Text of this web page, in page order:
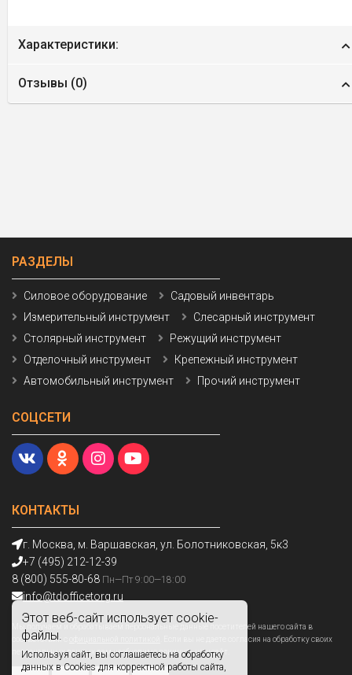
Этот веб-сайт использует cookie-
файлы.
Используя сайт, вы соглашаетесь на обработку
данных в Cookies для корректной работы сайта,
Характеристики:
Отзывы (0)
КОНТАКТЫ
г. Москва, м. Варшавская, ул. Болотниковская, 5к3
+7 (495) 212-12-39
8 (800) 555-80-68 Пн—Пт 9:00—18:00
info@tdofficetorg.ru
Мы получаем и обрабатываем персональные данные посетителей нашего сайта в
соответствии с
. Если вы не даете согласия на обработку своих
персональных данных,вам необходимо покинуть наш сайт.
РАЗДЕЛЫ
Силовое оборудование
Садовый инвентарь
Измерительный инструмент
Слесарный инструмент
Столярный инструмент
Режущий инструмент
Отделочный инструмент
Крепежный инструмент
Автомобильный инструмент
Прочий инструмент
СОЦСЕТИ